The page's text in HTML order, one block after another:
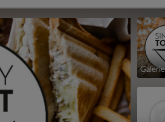
Galerie